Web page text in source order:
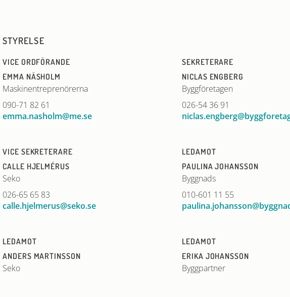
STYRELSE
VICE ORDFÖRANDE
EMMA NÄSHOLM
Maskinentreprenörerna
090-71 82 61
emma.nasholm@me.se
SEKRETERARE
NICLAS ENGBERG
Byggföretagen
026-54 36 91
VICE SEKRETERARE
CALLE HJELMÉRUS
Seko
026-65 65 83
calle.hjelmerus@seko.se
LEDAMOT
PAULINA JOHANSSON
Byggnads
010-601 11 55
LEDAMOT
ANDERS MARTINSSON
Seko
LEDAMOT
ERIKA JOHANSSON
Byggpartner